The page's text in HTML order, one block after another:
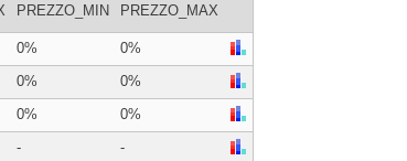
PREZZO_MIN PREZZO_MAX
0%
0%
0%
0%
0%
0%
-
-